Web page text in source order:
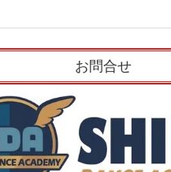
お問合せ